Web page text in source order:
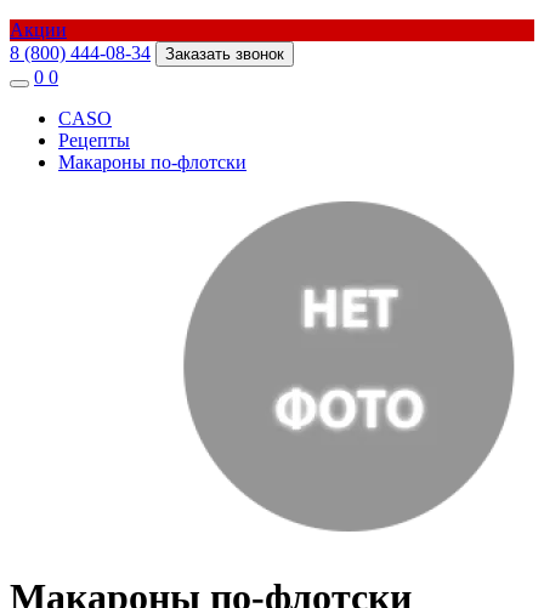
Акции
8 (800) 444-08-34
Заказать звонок
0 0
CASO
Рецепты
Макароны по-флотски
Макароны по-флотски